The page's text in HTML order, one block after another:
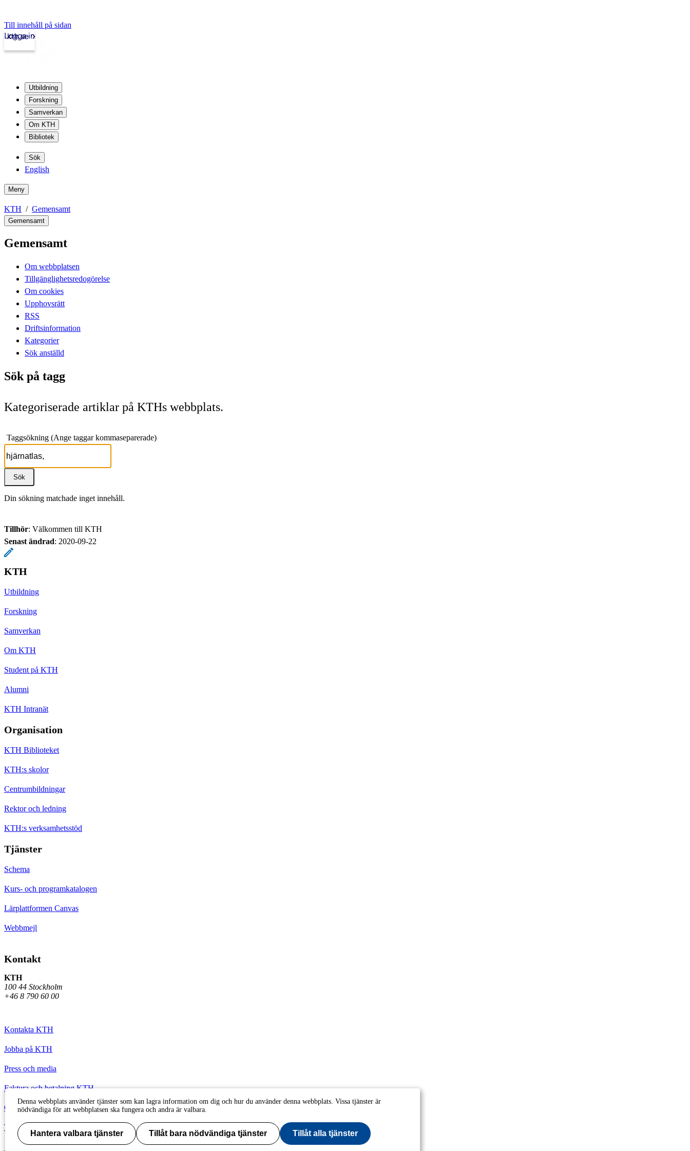
Till innehåll på sidan
kth.se
Logga in
Utbildning
Forskning
Samverkan
Om KTH
Bibliotek
Sök
English
Meny
KTH Gemensamt
Gemensamt
Gemensamt
Om webbplatsen
Tillgänglighetsredogörelse
Om cookies
Upphovsrätt
RSS
Driftsinformation
Kategorier
Sök anställd
Sök på tagg
Kategoriserade artiklar på KTHs webbplats.
Taggsökning (Ange taggar kommaseparerade)
Din sökning matchade inget innehåll.
Tillhör: Välkommen till KTH
Senast ändrad: 2020-09-22
KTH
Utbildning
Forskning
Samverkan
Om KTH
Student på KTH
Alumni
KTH Intranät
Organisation
KTH Biblioteket
KTH:s skolor
Centrumbildningar
Rektor och ledning
KTH:s verksamhetsstöd
Tjänster
Schema
Kurs- och programkatalogen
Lärplattformen Canvas
Webbmejl
Kontakt
KTH
100 44 Stockholm
+46 8 790 60 00
Kontakta KTH
Jobba på KTH
Press och media
Faktura och betalning KTH
Om KTH:s webbplatser
Tillgänglighetsredogörelse
Denna webbplats använder tjänster som kan lagra information om dig och hur du använder denna webbplats. Vissa tjänster är
nödvändiga för att webbplatsen ska fungera och andra är valbara.
Hantera valbara tjänster Tillåt bara nödvändiga tjänster Tillåt alla tjänster